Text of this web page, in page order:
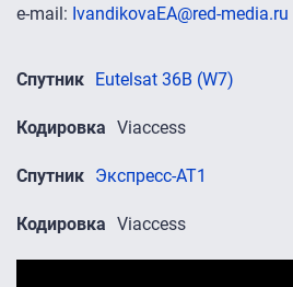
e-mail: IvandikovaEA@red-media.ru
Спутник Eutelsat 36B (W7)
Кодировка Viaccess
Спутник Экспресс-АТ1
Кодировка Viaccess